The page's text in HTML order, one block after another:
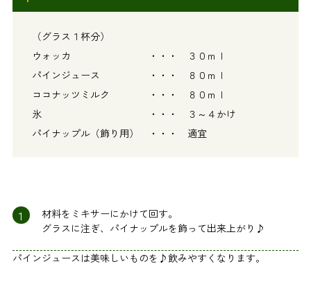
（グラス１杯分）
ウォッカ ・・・ ３０ｍｌ
パインジュース ・・・ ８０ｍｌ
ココナッツミルク ・・・ ８０ｍｌ
氷 ・・・ ３～４かけ
パイナップル（飾り用） ・・・ 適宜
1
材料をミキサーにかけて回す。
グラスに注ぎ、パイナップルを飾って出来上がり♪
パインジュースは美味しいものを♪飲みやすくなります。